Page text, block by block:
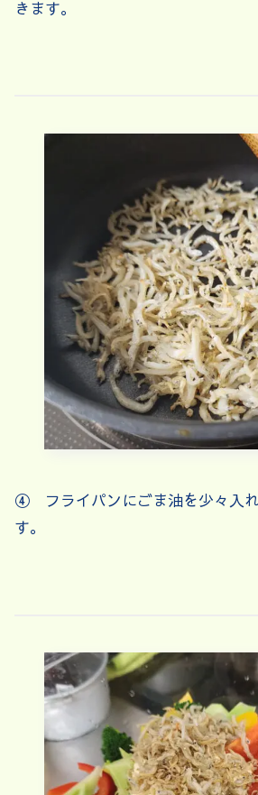
きます。
④ フライパンにごま油を少々入
す。